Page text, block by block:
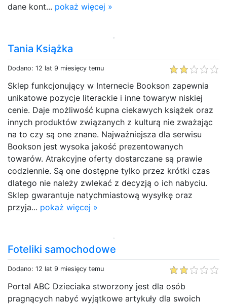
dane kont... pokaż więcej »
Tania Książka
Dodano: 12 lat 9 miesięcy temu
Sklep funkcjonujący w Internecie Bookson zapewnia
unikatowe pozycje literackie i inne towaryw niskiej
cenie. Daje możliwość kupna ciekawych książek oraz
innych produktów związanych z kulturą nie zważając
na to czy są one znane. Najważniejsza dla serwisu
Bookson jest wysoka jakość prezentowanych
towarów. Atrakcyjne oferty dostarczane są prawie
codziennie. Są one dostępne tylko przez krótki czas
dlatego nie należy zwlekać z decyzją o ich nabyciu.
Sklep gwarantuje natychmiastową wysyłkę oraz
przyja... pokaż więcej »
Foteliki samochodowe
Dodano: 12 lat 9 miesięcy temu
Portal ABC Dzieciaka stworzony jest dla osób
pragnących nabyć wyjątkowe artykuły dla swoich